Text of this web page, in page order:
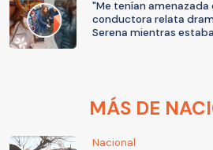
"Me tenían amenazada
conductora relata
Serena mientras
MÁS DE
Nacional